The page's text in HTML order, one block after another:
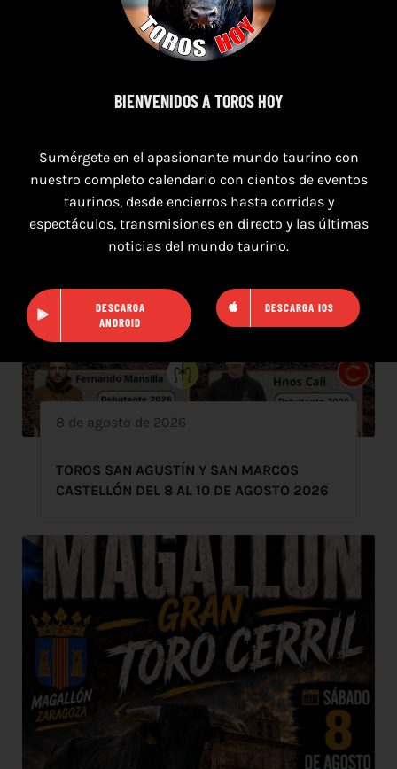
TOROS SEGART 7 Y 8 DE AGOSTO 2026
8 de agosto de 2026
TOROS SAN AGUSTÍN Y SAN MARCOS
CASTELLÓN DEL 8 AL 10 DE AGOSTO 2026
BIENVENIDOS A TOROS HOY
Sumérgete en el apasionante mundo taurino con
nuestro completo calendario con cientos de eventos
taurinos, desde encierros hasta corridas y
espectáculos, transmisiones en directo y las últimas
noticias del mundo taurino.
DESCARGA
ANDROID
DESCARGA IOS